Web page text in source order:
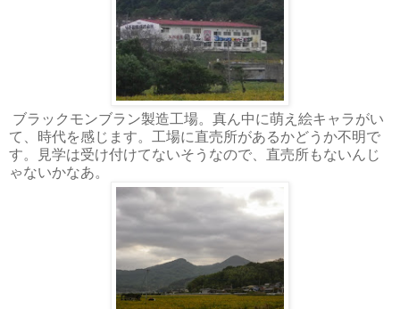
ブラックモンブラン製造工場。真ん中に萌え絵キャラがい
て、時代を感じます。工場に直売所があるかどうか不明で
す。見学は受け付けてないそうなので、直売所もないんじ
ゃないかなあ。